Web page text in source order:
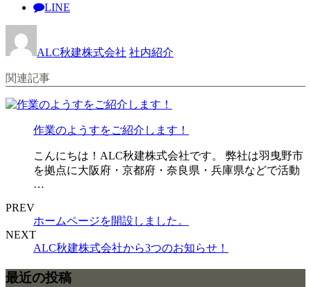
LINE
ALC秋建株式会社 社内紹介
関連記事
作業のようすをご紹介します！
こんにちは！ALC秋建株式会社です。 弊社は羽曳野市
を拠点に大阪府・京都府・奈良県・兵庫県などで活動
…
PREV
ホームページを開設しました。
NEXT
ALC秋建株式会社から3つのお知らせ！
最近の投稿